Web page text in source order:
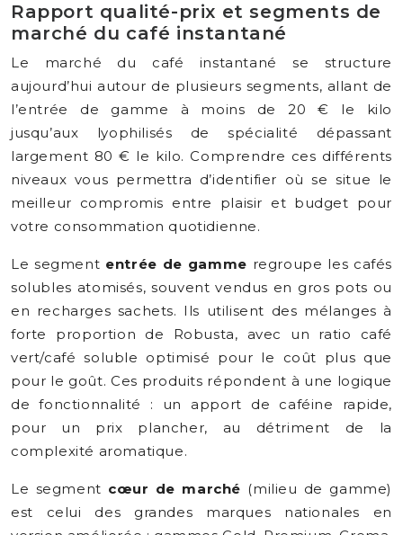
Rapport qualité-prix et segments de
marché du café instantané
Le marché du café instantané se structure
aujourd’hui autour de plusieurs segments, allant de
l’entrée de gamme à moins de 20 € le kilo
jusqu’aux lyophilisés de spécialité dépassant
largement 80 € le kilo. Comprendre ces différents
niveaux vous permettra d’identifier où se situe le
meilleur compromis entre plaisir et budget pour
votre consommation quotidienne.
Le segment entrée de gamme regroupe les cafés
solubles atomisés, souvent vendus en gros pots ou
en recharges sachets. Ils utilisent des mélanges à
forte proportion de Robusta, avec un ratio café
vert/café soluble optimisé pour le coût plus que
pour le goût. Ces produits répondent à une logique
de fonctionnalité : un apport de caféine rapide,
pour un prix plancher, au détriment de la
complexité aromatique.
Le segment cœur de marché (milieu de gamme)
est celui des grandes marques nationales en